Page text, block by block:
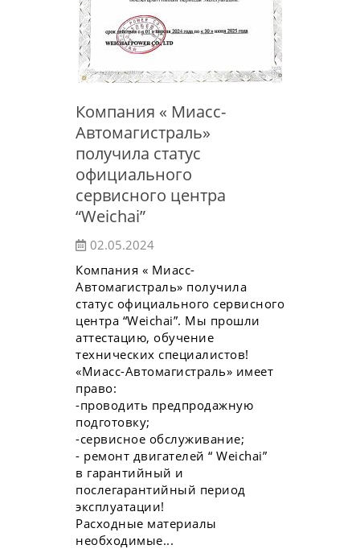
Компания « Миасс-
Автомагистраль»
получила статус
официального
сервисного центра
“Weichai”
02.05.2024
Компания « Миасс-
Автомагистраль» получила
статус официального сервисного
центра “Weichai”. Мы прошли
аттестацию, обучение
технических специалистов!
«Миасс-Автомагистраль» имеет
право:
-проводить предпродажную
подготовку;
-сервисное обслуживание;
- ремонт двигателей “ Weichai”
в гарантийный и
послегарантийный период
эксплуатации!
Расходные материалы
необходимые...